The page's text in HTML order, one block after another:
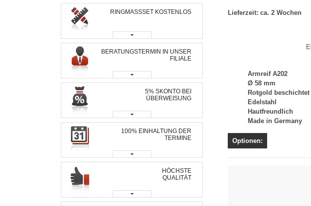
Lieferzeit: ca. 2 Wochen
Armreif A202
Ø 58 mm
Rotgold beschichtet
Edelstahl
Hautfreundlich
Made in Germany
Optionen:
RINGMASSSET KOSTENLOS
BERATUNGSTERMIN IN UNSER
FILIALE
5% SKONTO BEI
ÜBERWEISUNG
100% EINHALTUNG DER
TERMINE
HÖCHSTE
QUALITÄT